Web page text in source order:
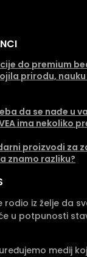
do premium
prirodu,
da se nađe u
ima nekoliko
proizvodi za
znamo razliku?
rodio iz želje da
u potpunosti
medij